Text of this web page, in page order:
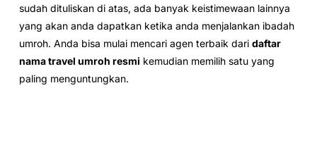
sudah dituliskan di atas, ada banyak keistimewaan lainnya
yang akan anda dapatkan ketika anda menjalankan ibadah
umroh. Anda bisa mulai mencari agen terbaik dari daftar
nama travel umroh resmi kemudian memilih satu yang
paling menguntungkan.